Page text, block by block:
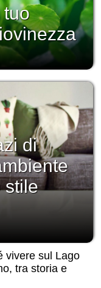
tuo
di
stile
vivere sul Lago
tra storia e